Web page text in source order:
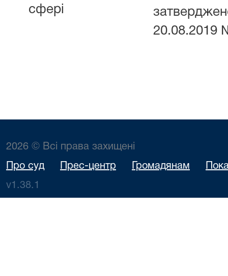
сфері
20.08.2019
2026 © Всі права захищені
Про суд Прес-центр Громадянам
v1.38.1